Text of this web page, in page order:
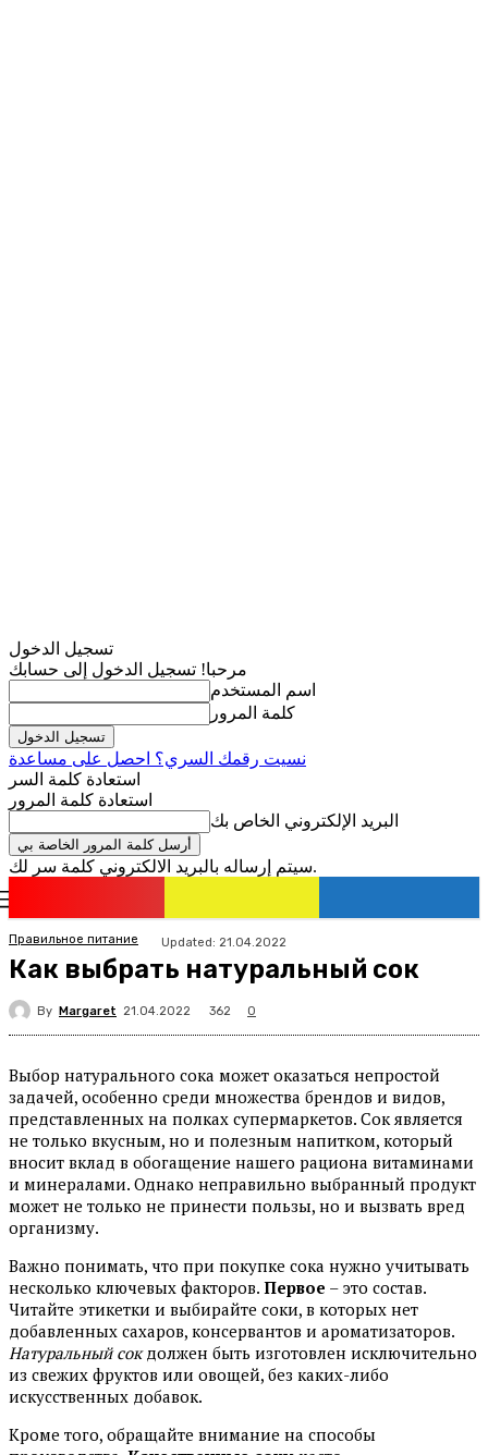
تسجيل الدخول
مرحبا! تسجيل الدخول إلى حسابك
اسم المستخدم
كلمة المرور
نسيت رقمك السري؟ احصل على مساعدة
استعادة كلمة السر
استعادة كلمة المرور
البريد الإلكتروني الخاص بك
سيتم إرساله بالبريد الالكتروني كلمة سر لك.
Правильное питание Updated: 21.04.2022
Как выбрать натуральный сок
By Margaret 21.04.2022 362 0
Выбор натурального сока может оказаться непростой
задачей, особенно среди множества брендов и видов,
представленных на полках супермаркетов. Сок является
не только вкусным, но и полезным напитком, который
вносит вклад в обогащение нашего рациона витаминами
и минералами. Однако неправильно выбранный продукт
может не только не принести пользы, но и вызвать вред
организму.
Важно понимать, что при покупке сока нужно учитывать
несколько ключевых факторов. Первое – это состав.
Читайте этикетки и выбирайте соки, в которых нет
добавленных сахаров, консервантов и ароматизаторов.
Натуральный сокдолжен быть изготовлен исключительно
из свежих фруктов или овощей, без каких-либо
искусственных добавок.
Кроме того, обращайте внимание на способы